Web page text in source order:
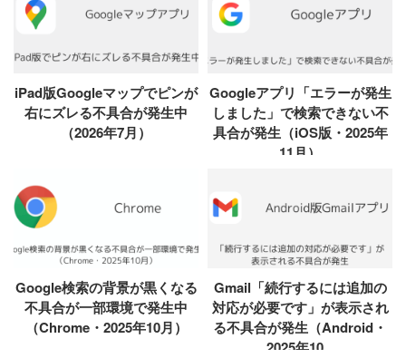
iPad版Googleマップでピンが
右にズレる不具合が発生中
（2026年7月）
Googleアプリ「エラーが発生
しました」で検索できない不
具合が発生（iOS版・2025年
11月）
Google検索の背景が黒くなる
不具合が一部環境で発生中
（Chrome・2025年10月）
Gmail「続行するには追加の
対応が必要です」が表示され
る不具合が発生（Android・
2025年10...